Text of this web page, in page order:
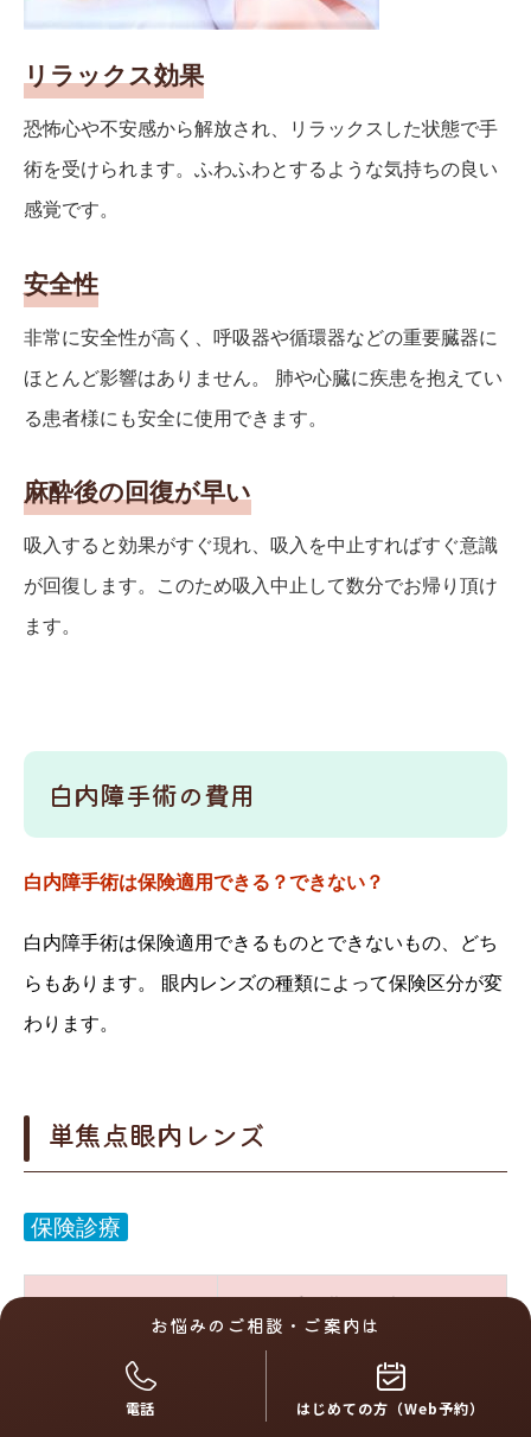
リラックス効果
恐怖心や不安感から解放され、リラックスした状態で手
術を受けられます。ふわふわとするような気持ちの良い
感覚です。
安全性
非常に安全性が高く、呼吸器や循環器などの重要臓器に
ほとんど影響はありません。 肺や心臓に疾患を抱えてい
る患者様にも安全に使用できます。
麻酔後の回復が早い
吸入すると効果がすぐ現れ、吸入を中止すればすぐ意識
が回復します。このため吸入中止して数分でお帰り頂け
ます。
白内障手術の費用
白内障手術は保険適用できる？できない？
白内障手術は保険適用できるものとできないもの、どち
らもあります。 眼内レンズの種類によって保険区分が変
わります。
単焦点眼内レンズ
保険診療
1割・2割 約 23,000 円
お悩みのご相談・ご案内は
電話 はじめての方（Web予約）